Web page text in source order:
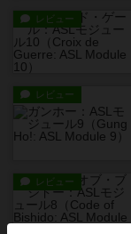
レビュー
レビュー
レビュー